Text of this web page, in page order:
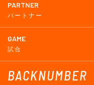
PARTNER
パートナー
GAME
試合
BACKNUMBER